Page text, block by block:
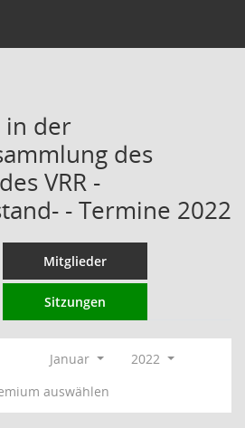
in der
des
VRR -
- Termine 2022
Mitglieder
Sitzungen
Januar
2022
auswählen